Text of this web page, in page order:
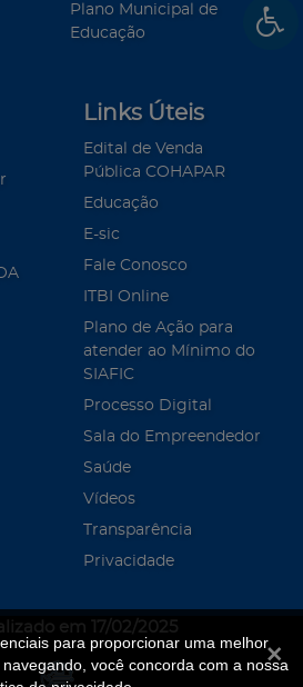
para proporcionar uma melhor
você concorda com a nossa
Plano Municipal de
Educação
Links Úteis
Edital de Venda
Pública COHAPAR
Educação
E-sic
Fale Conosco
ITBI Online
Plano de Ação para
atender ao Mínimo do
SIAFIC
Processo Digital
Sala do Empreendedor
Saúde
Vídeos
Transparência
Privacidade
em 17/02/2025